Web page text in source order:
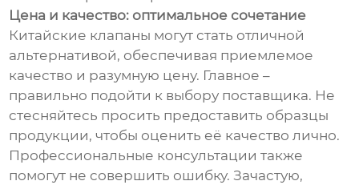
Цена и качество: оптимальное сочетание
Китайские клапаны могут стать отличной
альтернативой, обеспечивая приемлемое
качество и разумную цену. Главное –
правильно подойти к выбору поставщика. Не
стесняйтесь просить предоставить образцы
продукции, чтобы оценить её качество лично.
Профессиональные консультации также
помогут не совершить ошибку. Зачастую,